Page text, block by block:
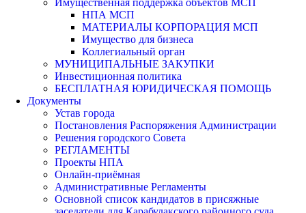
НПА МСП
МАТЕРИАЛЫ КОРПОРАЦИЯ МСП
Имущество для бизнеса
Коллегиальный орган
МУНИЦИПАЛЬНЫЕ ЗАКУПКИ
Инвестиционная политика
БЕСПЛАТНАЯ ЮРИДИЧЕСКАЯ ПОМОЩЬ
Документы
Устав города
Постановления Распоряжения Администрации
Решения городского Совета
РЕГЛАМЕНТЫ
Проекты НПА
Онлайн-приёмная
Административные Регламенты
Основной список кандидатов в присяжные